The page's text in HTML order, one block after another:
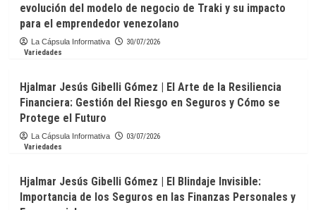
evolución del modelo de negocio de Traki y su impacto
para el emprendedor venezolano
La Cápsula Informativa
30/07/2026
Variedades
Hjalmar Jesús Gibelli Gómez | El Arte de la Resiliencia
Financiera: Gestión del Riesgo en Seguros y Cómo se
Protege el Futuro
La Cápsula Informativa
03/07/2026
Variedades
Hjalmar Jesús Gibelli Gómez | El Blindaje Invisible:
Importancia de los Seguros en las Finanzas Personales y